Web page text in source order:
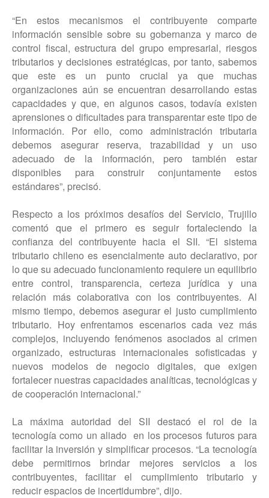
“En estos mecanismos el contribuyente comparte
información sensible sobre su gobernanza y marco de
control fiscal, estructura del grupo empresarial, riesgos
tributarios y decisiones estratégicas, por tanto, sabemos
que este es un punto crucial ya que muchas
organizaciones aún se encuentran desarrollando estas
capacidades y que, en algunos casos, todavía existen
aprensiones o dificultades para transparentar este tipo de
información. Por ello, como administración tributaria
debemos asegurar reserva, trazabilidad y un uso
adecuado de la información, pero también estar
disponibles para construir conjuntamente estos
estándares”, precisó.
Respecto a los próximos desafíos del Servicio, Trujillo
comentó que el primero es seguir fortaleciendo la
confianza del contribuyente hacia el SII. “El sistema
tributario chileno es esencialmente auto declarativo, por
lo que su adecuado funcionamiento requiere un equilibrio
entre control, transparencia, certeza jurídica y una
relación más colaborativa con los contribuyentes. Al
mismo tiempo, debemos asegurar el justo cumplimiento
tributario. Hoy enfrentamos escenarios cada vez más
complejos, incluyendo fenómenos asociados al crimen
organizado, estructuras internacionales sofisticadas y
nuevos modelos de negocio digitales, que exigen
fortalecer nuestras capacidades analíticas, tecnológicas y
de cooperación internacional.”
La máxima autoridad del SII destacó el rol de la
tecnología como un aliado en los procesos futuros para
facilitar la inversión y simplificar procesos. “La tecnología
debe permitirnos brindar mejores servicios a los
contribuyentes, facilitar el cumplimiento tributario y
reducir espacios de incertidumbre”, dijo.